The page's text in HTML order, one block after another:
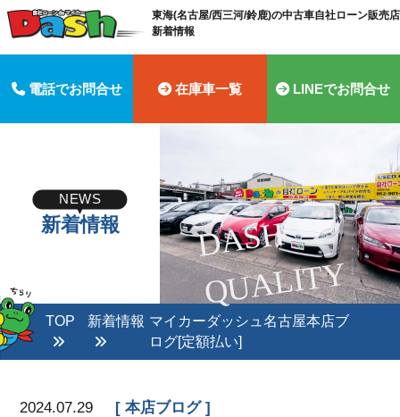
東海(名古屋/西三河/鈴鹿)の中古車自社ローン販売
新着情報
電話でお問合せ 在庫車一覧 LINEでお問合せ
D
A
S
H
Q
U
A
LI
T
Y
NEWS
新着情報
TOP 新着情報 マイカーダッシュ名古屋本店ブ
ログ[定額払い]
2024.07.29 本店ブログ